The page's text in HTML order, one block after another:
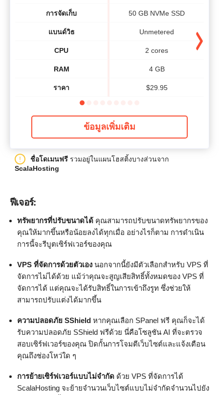
การจัดเก็บ
แบนด์วิธ​
CPU
RAM
ราคา
50 GB NVMe SSD
Unmetered
2 cores
4 GB
$29.95
ข้อมูลเพิ่มเติม
ชื่อโดเมนฟรี รวมอยู่ในแผนโฮสติ้งบางส่วนจาก
ScalaHosting
ฟีเจอร์:
ทรัพยากรที่ปรับขนาดได้ คุณสามารถปรับขนาดทรัพยากรของ
คุณให้มากขึ้นหรือน้อยลงได้ทุกเมื่อ อย่างไรก็ตาม การดำเนิน
การนี้จะรีบูตเซิร์ฟเวอร์ของคุณ
VPS ที่จัดการด้วยตัวเอง นอกจากนี้ยังมีตัวเลือกสำหรับ VPS ที่
จัดการไม่ได้ด้วย แม้ว่าคุณจะสูญเสียสิทธิ์ทั้งหมดของ VPS ที่
จัดการได้ แต่คุณจะได้รับสิทธิ์ในการเข้าถึงรูท ซึ่งช่วยให้
สามารถปรับแต่งได้มากขึ้น
ความปลอดภัย SShield หากคุณเลือก SPanel ฟรี คุณก็จะได้
รับความปลอดภัย SShield ฟรีด้วย นี่คือโซลูชัน AI ที่จะตรวจ
สอบเซิร์ฟเวอร์ของคุณ ปิดกั้นการโจมตีเว็บไซต์และแจ้งเตือน
คุณถึงช่องโหว่ใด ๆ
การย้ายเซิร์ฟเวอร์แบบไม่จำกัด ด้วย VPS ที่จัดการได้
ScalaHosting จะย้ายจำนวนเว็บไซต์แบบไม่จำกัดจำนวนไปยัง